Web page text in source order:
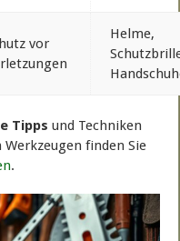
vor
Helme,
Tipps und Techniken
finden Sie
.